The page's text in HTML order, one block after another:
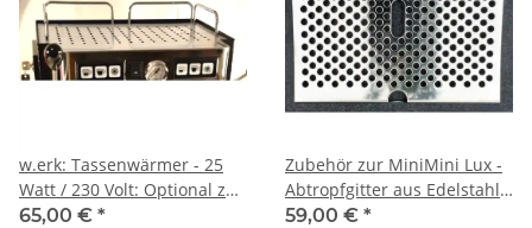
w.erk: Tassenwärmer - 25
Watt / 230 Volt: Optional zu
jeder MiniMini Lux (nur ab
65,00 € *
Zubehör zur MiniMini Lux -
Abtropfgitter aus Edelstahl
(ersetzt schwarzes
59,00 € *